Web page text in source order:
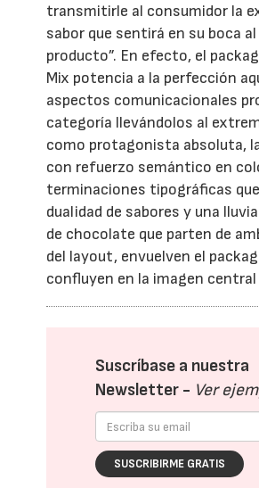
transmitirle al consumidor la
sabor que sentirá en su boca
producto”. En efecto, el
Mix potencia a la perfección
aspectos comunicacionales
categoría llevándolos al
como protagonista absoluta,
con refuerzo semántico en
terminaciones tipográficas
dualidad de sabores y una
de chocolate que parten de
del layout, envuelven el
confluyen en la imagen central
Suscríbase a nuestra
Newsletter - Ver
SUSCRIBIRME GRATIS